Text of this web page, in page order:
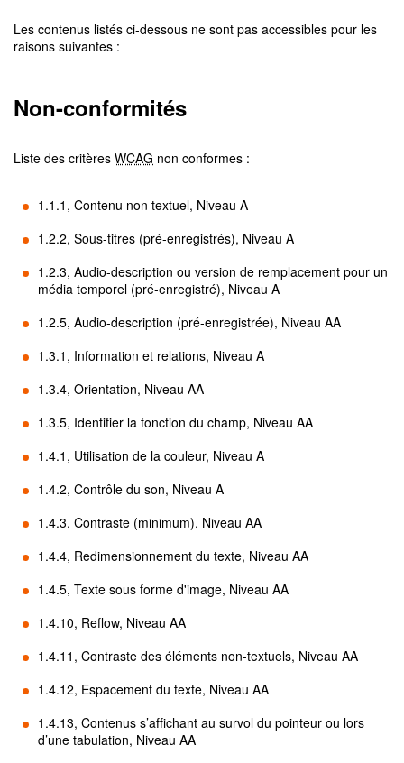
Les contenus listés ci-dessous ne sont pas accessibles pour les
raisons suivantes :
Non-conformités
Liste des critères WCAG non conformes :
1.1.1, Contenu non textuel, Niveau A
1.2.2, Sous-titres (pré-enregistrés), Niveau A
1.2.3, Audio-description ou version de remplacement pour un
média temporel (pré-enregistré), Niveau A
1.2.5, Audio-description (pré-enregistrée), Niveau AA
1.3.1, Information et relations, Niveau A
1.3.4, Orientation, Niveau AA
1.3.5, Identifier la fonction du champ, Niveau AA
1.4.1, Utilisation de la couleur, Niveau A
1.4.2, Contrôle du son, Niveau A
1.4.3, Contraste (minimum), Niveau AA
1.4.4, Redimensionnement du texte, Niveau AA
1.4.5, Texte sous forme d'image, Niveau AA
1.4.10, Reflow, Niveau AA
1.4.11, Contraste des éléments non-textuels, Niveau AA
1.4.12, Espacement du texte, Niveau AA
1.4.13, Contenus s’affichant au survol du pointeur ou lors
d’une tabulation, Niveau AA